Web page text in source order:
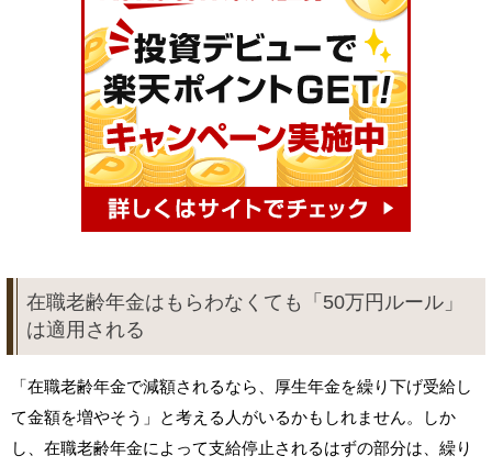
在職老齢年金はもらわなくても「50万円ルール」
は適用される
「在職老齢年金で減額されるなら、厚生年金を繰り下げ受給し
て金額を増やそう」と考える人がいるかもしれません。しか
し、在職老齢年金によって支給停止されるはずの部分は、繰り